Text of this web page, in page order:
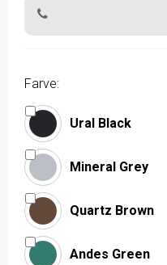
Farve:
Ural Black
Mineral Grey
Quartz Brown
Andes Green